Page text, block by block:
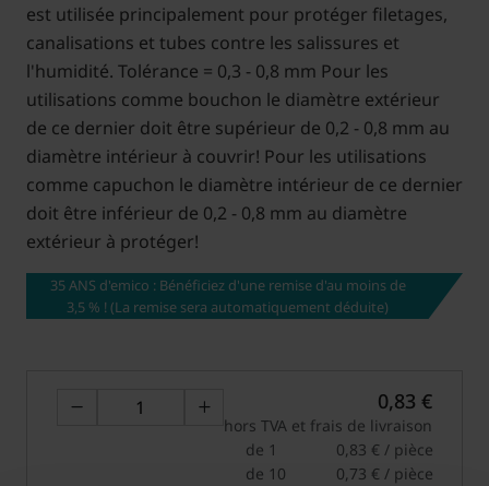
est utilisée principalement pour protéger filetages,
canalisations et tubes contre les salissures et
l'humidité. Tolérance = 0,3 - 0,8 mm Pour les
utilisations comme bouchon le diamètre extérieur
de ce dernier doit être supérieur de 0,2 - 0,8 mm au
diamètre intérieur à couvrir! Pour les utilisations
comme capuchon le diamètre intérieur de ce dernier
doit être inférieur de 0,2 - 0,8 mm au diamètre
extérieur à protéger!
35 ANS d'emico : Bénéficiez d'une remise d'au moins de
3,5 % ! (La remise sera automatiquement déduite)
0,83 €
hors TVA et frais de livraison
de 1
0,83 € / pièce
de 10
0,73 € / pièce